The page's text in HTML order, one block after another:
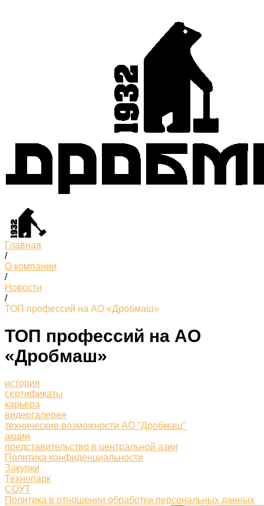
Главная
/
О компании
/
Новости
/
ТОП профессий на АО «Дробмаш»
ТОП профессий на АО
«Дробмаш»
история
сертификаты
карьера
видеогалерея
технические возможности АО "Дробмаш"
акции
представительство в центральной азии
Политика конфиденциальности
Закупки
Технопарк
СОУТ
Политика в отношении обработки персональных данных